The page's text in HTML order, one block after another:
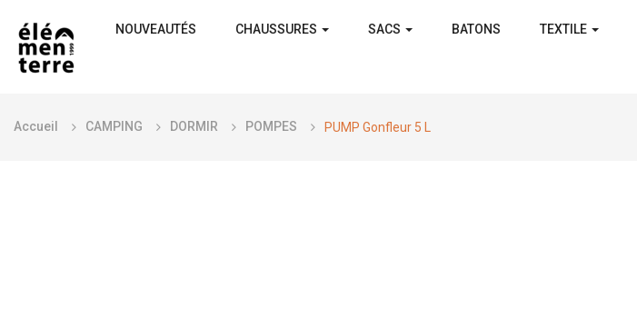
NOUVEAUTÉS CHAUSSURES SACS BATONS TEXTILE
Accueil CAMPING DORMIR POMPES PUMP Gonfleur 5 L